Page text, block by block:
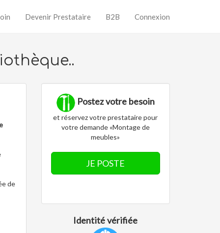
Devenir Prestataire B2B Connexion
de
Postez votre besoin
et réservez votre prestataire pour
votre demande «Montage de
meubles»
JE POSTE
Identité vérifiée